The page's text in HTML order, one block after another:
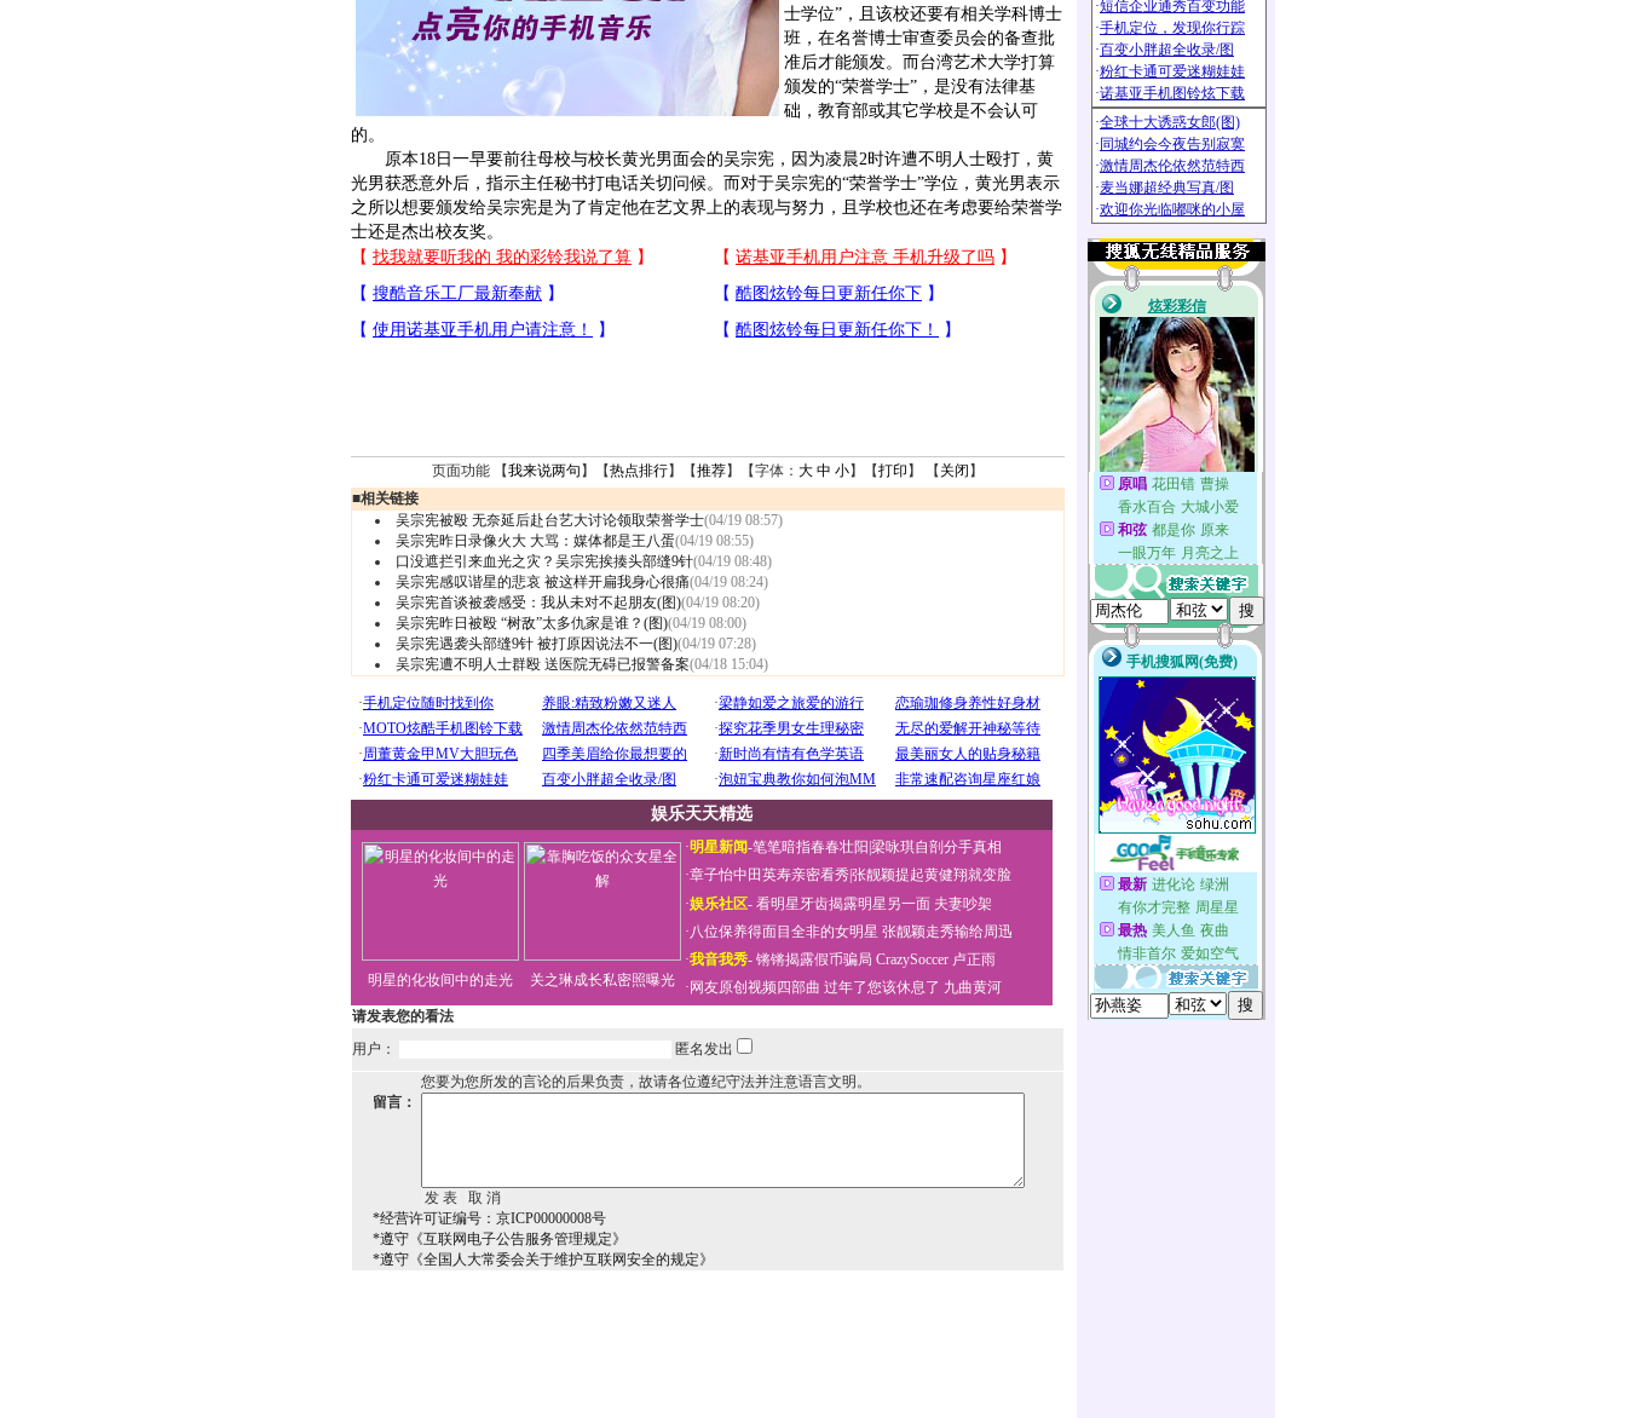
士学位”，且该校还要有相关学科博士
班，在名誉博士审查委员会的备查批
准后才能颁发。而台湾艺术大学打算
颁发的“荣誉学士”，是没有法律基
础，教育部或其它学校是不会认可
的。
原本18日一早要前往母校与校长黄光男面会的吴宗宪，因为凌晨2时许遭不明人士殴打，黄
光男获悉意外后，指示主任秘书打电话关切问候。而对于吴宗宪的“荣誉学士”学位，黄光男表示
之所以想要颁发给吴宗宪是为了肯定他在艺文界上的表现与努力，且学校也还在考虑要给荣誉学
士还是杰出校友奖。
页面功能 【我来说两句 】【热点排行】【推荐】【字体： 大 中 小】【打印 】 【 关闭 】
■相关链接
吴宗宪被殴 无奈延后赴台艺大讨论领取荣誉学士(04/19 08:57)
吴宗宪昨日录像火大 大骂：媒体都是王八蛋(04/19 08:55)
口没遮拦引来血光之灾？吴宗宪挨揍头部缝9针(04/19 08:48)
吴宗宪感叹谐星的悲哀 被这样开扁我身心很痛(04/19 08:24)
吴宗宪首谈被袭感受：我从未对不起朋友(图)(04/19 08:20)
吴宗宪昨日被殴 “树敌”太多仇家是谁？(图)(04/19 08:00)
吴宗宪遇袭头部缝9针 被打原因说法不一(图)(04/19 07:28)
吴宗宪遭不明人士群殴 送医院无碍已报警备案(04/18 15:04)
娱乐天天精选
明星的化妆间中的走光 关之琳成长私密照曝光
·明星新闻-笔笔暗指春春壮阳 梁咏琪自剖分手真相
·章子怡中田英寿亲密看秀张靓颖提起黄健翔就变脸
·娱乐社区- 看明星牙齿揭露明星另一面 夫妻吵架
·八位保养得面目全非的女明星 张靓颖走秀输给周迅
·我音我秀- 锵锵揭露假币骗局 CrazySoccer 卢正雨
· 网友原创视频四部曲 过年了您该休息了 九曲黄河
请发表您的看法
用户：
匿名发出
您要为您所发的言论的后果负责，故请各位遵纪守法并注意语言文明。
留言：
*经营许可证编号：京ICP00000008号
*遵守《互联网电子公告服务管理规定》
*遵守《全国人大常委会关于维护互联网安全的规定》